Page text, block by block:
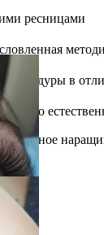
ресницами
процедуры в